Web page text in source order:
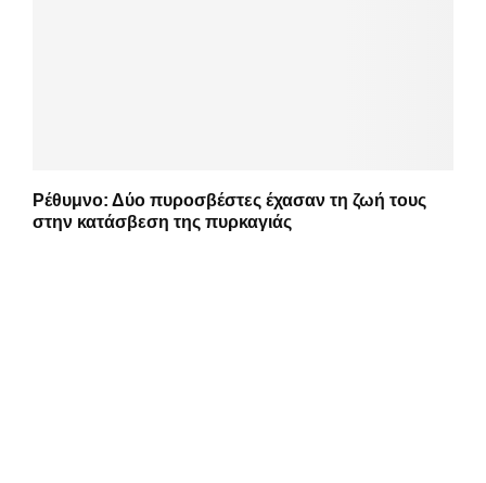
Ρέθυμνο: Δύο πυροσβέστες έχασαν τη ζωή τους
στην κατάσβεση της πυρκαγιάς